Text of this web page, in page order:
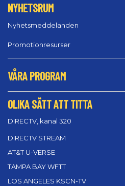
NYHETSRUM
Nyhetsmeddelanden
Promotionresurser
VÅRA PROGRAM
OLIKA SÄTT ATT TITTA
DIRECTV, kanal 320
DIRECTV STREAM
AT&T U-VERSE
TAMPA BAY WFTT
LOS ANGELES KSCN-TV